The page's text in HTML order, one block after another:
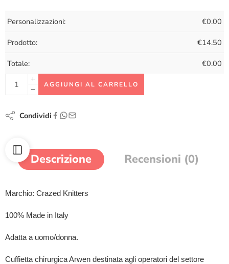
Personalizzazioni: €0.00
Prodotto: €14.50
Totale: €0.00
AGGIUNGI AL CARRELLO
Condividi
Descrizione Recensioni (0)
Marchio: Crazed Knitters
100% Made in Italy
Adatta a uomo/donna.
Cuffietta chirurgica Arwen destinata agli operatori del settore